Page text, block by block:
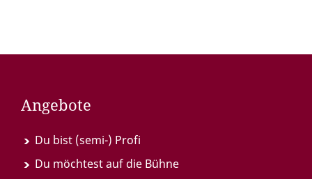
Angebote
Du bist (semi-) Profi
Du möchtest auf die Bühne